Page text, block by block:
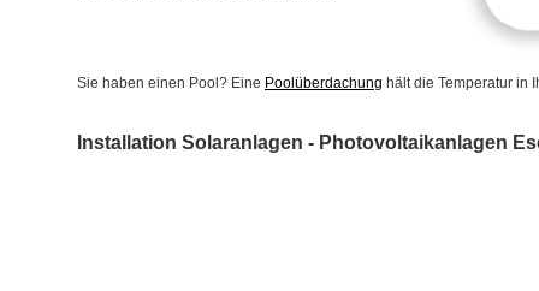
Sie haben einen Pool? Eine Poolüberdachung hält die Temperatur in
Installation Solaranlagen - Photovoltaikanlagen